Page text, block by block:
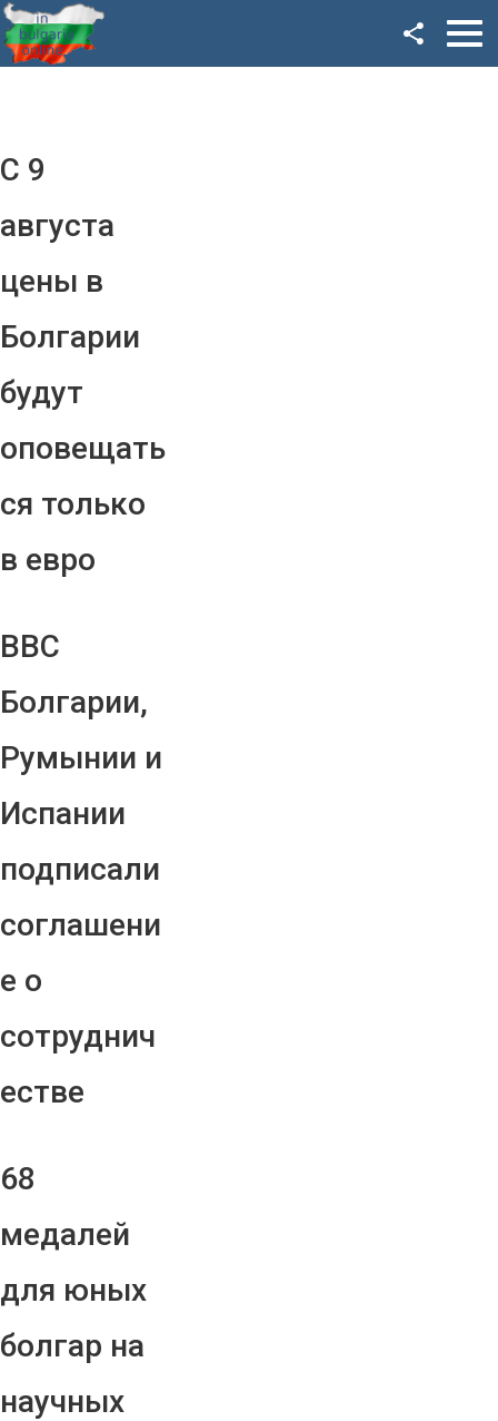
С 9
августа
цены в
Болгарии
будут
оповещать
ся только
в евро
ВВС
Болгарии,
Румынии и
Испании
подписали
соглашени
е о
сотруднич
естве
68
медалей
для юных
болгар на
научных